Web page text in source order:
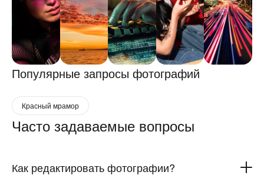
Популярные запросы фотографий
Красный мрамор
Часто задаваемые вопросы
Как редактировать фотографии?